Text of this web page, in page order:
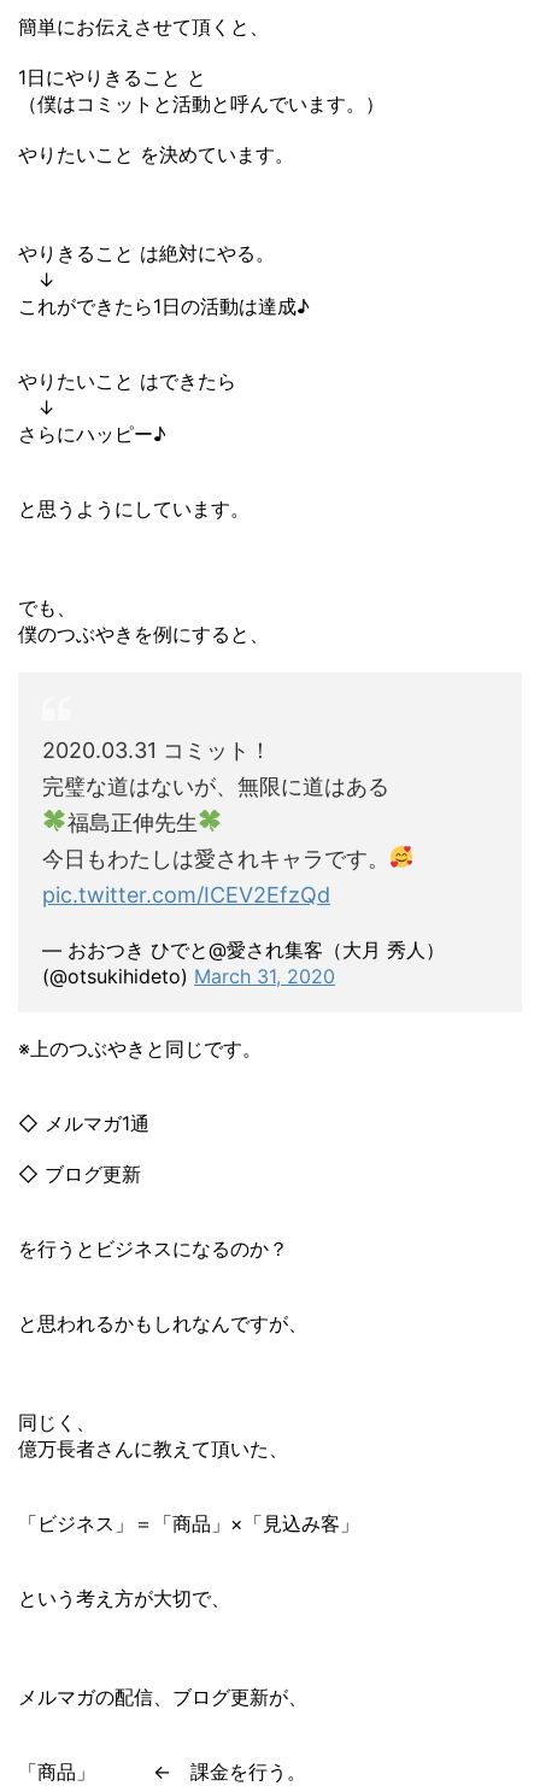
簡単にお伝えさせて頂くと、
1日にやりきること と
（僕はコミットと活動と呼んでいます。）
やりたいこと を決めています。
やりきること は絶対にやる。
↓
これができたら1日の活動は達成♪
やりたいこと はできたら
↓
さらにハッピー♪
と思うようにしています。
でも、
僕のつぶやきを例にすると、
2020.03.31 コミット！
完璧な道はないが、無限に道はある
福島正伸先生
今日もわたしは愛されキャラです。
pic.twitter.com/ICEV2EfzQd
— おおつき ひでと@愛され集客（大月 秀人）
(@otsukihideto) March 31, 2020
※上のつぶやきと同じです。
◇ メルマガ1通
◇ ブログ更新
を行うとビジネスになるのか？
と思われるかもしれなんですが、
同じく、
億万長者さんに教えて頂いた、
「ビジネス」＝「商品」×「見込み客」
という考え方が大切で、
メルマガの配信、ブログ更新が、
「商品」 ← 課金を行う。